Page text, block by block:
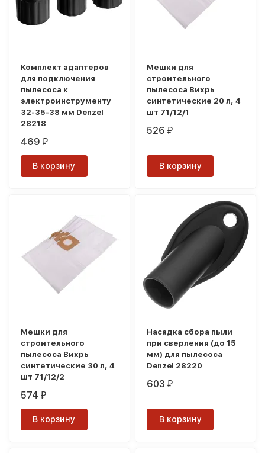
Комплект адаптеров
для подключения
пылесоса к
электроинструменту
32-35-38 мм Denzel
28218
469₽
В корзину
Мешки для
строительного
пылесоса Вихрь
синтетические 20 л, 4
шт 71/12/1
526₽
В корзину
Мешки для
строительного
пылесоса Вихрь
синтетические 30 л, 4
шт 71/12/2
574₽
В корзину
Насадка сбора пыли
при сверления (до 15
мм) для пылесоса
Denzel 28220
603₽
В корзину